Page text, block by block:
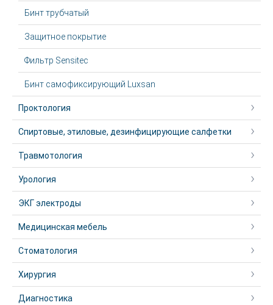
Бинт трубчатый
Защитное покрытие
Фильтр Sensitec
Бинт самофиксирующий Luxsan
Проктология
Спиртовые, этиловые, дезинфицирующие салфетки
Травмотология
Урология
ЭКГ электроды
Медицинская мебель
Стоматология
Хирургия
Диагностика